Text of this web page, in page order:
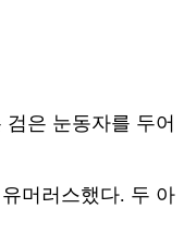
은 눈동자를 두어
머러스했다. 두 아